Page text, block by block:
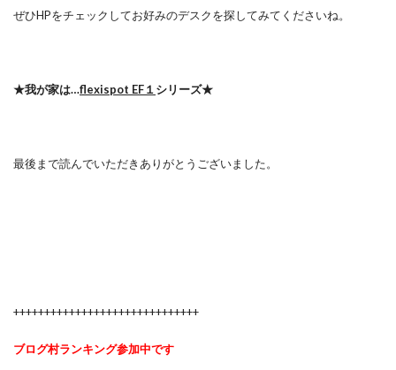
ぜひHPをチェックしてお好みのデスクを探してみてくださいね。
★我が家は…flexispot EF１ シリーズ★
最後まで読んでいただきありがとうございました。
++++++++++++++++++++++++++++++
ブログ村ランキング参加中です